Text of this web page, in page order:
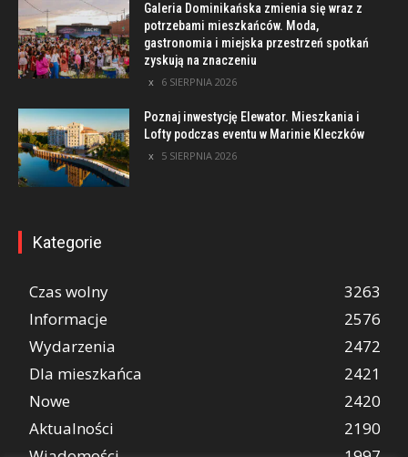
Galeria Dominikańska zmienia się wraz z
potrzebami mieszkańców. Moda,
gastronomia i miejska przestrzeń spotkań
zyskują na znaczeniu
6 SIERPNIA 2026
Poznaj inwestycję Elewator. Mieszkania i
Lofty podczas eventu w Marinie Kleczków
5 SIERPNIA 2026
Kategorie
Czas wolny
3263
Informacje
2576
Wydarzenia
2472
Dla mieszkańca
2421
Nowe
2420
Aktualności
2190